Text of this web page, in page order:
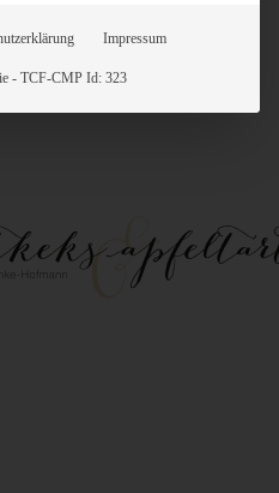
Impressum
- TCF-CMP Id: 323